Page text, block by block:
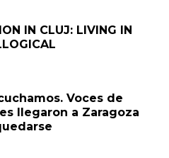
IN CLUJ: LIVING IN
Voces de
llegaron a Zaragoza